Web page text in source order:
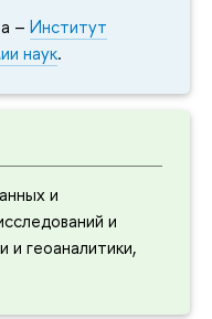
– Институт
наук.
и
и
и геоаналитики,